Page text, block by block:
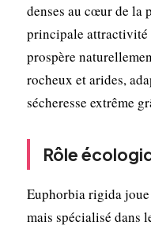
denses au cœur de la
principale attractivité
prospère
rocheux et arides,
sécheresse extrême
Rôle
Euphorbia rigida
mais spécialisé dans